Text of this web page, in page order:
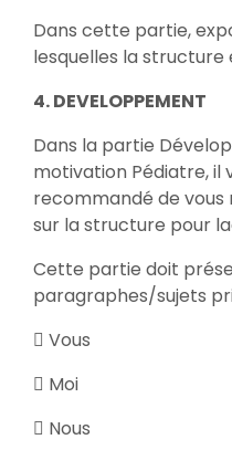
Dans cette partie,
lesquelles la structure
4. DEVELOPPEMENT
Dans la partie
motivation Pédiatre, il
recommandé de
sur la structure pour
Cette partie doit
paragraphes/sujets
 Vous
 Moi
 Nous